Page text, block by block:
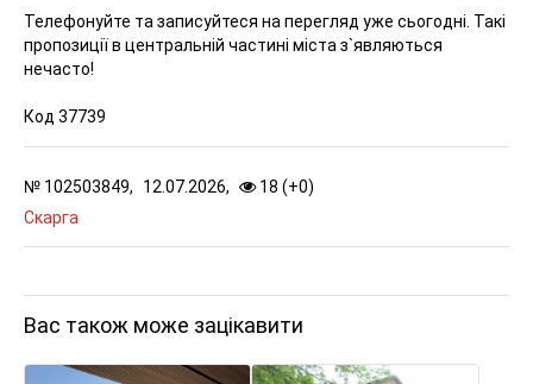
Телефонуйте та записуйтеся на перегляд уже сьогодні. Такі
пропозиції в центральній частині міста з`являються
нечасто!
Код 37739
№ 102503849, 12.07.2026, 18 (+0)
Скарга
Вас також може зацікавити